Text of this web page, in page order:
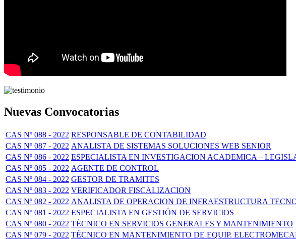
Nuevas Convocatorias
CAS Nº 088 - 2022 RESPONSABLE DE CONTABILIDAD
CAS Nº 087 - 2022 ANALISTA DE SISTEMAS SOLUCIONES WEB SENIOR
CAS Nº 086 - 2022 ESPECIALISTA EN INVESTIGACION ACADEMICA –
CAS Nº 085 - 2022 AGENTE DE CONTROL
CAS Nº 084 - 2022 GESTOR DE TRAMITES
CAS Nº 083 - 2022 VERIFICADOR FISCALIZACION
CAS Nº 082 - 2022 ANALISTA DE OPERACION DE INFRAESTRUCTURA
CAS Nº 081 - 2022 ESPECIALISTA EN GESTIÓN DE SERVICIOS
CAS Nº 080 - 2022 TÉCNICO EN SERVICIOS GENERALES Y MANTENIMIENTO
CAS Nº 079 - 2022 TÉCNICO EN MANTENIMIENTO DE EQUIP.